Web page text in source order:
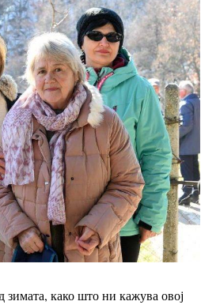
зимата, како што ни кажува овој